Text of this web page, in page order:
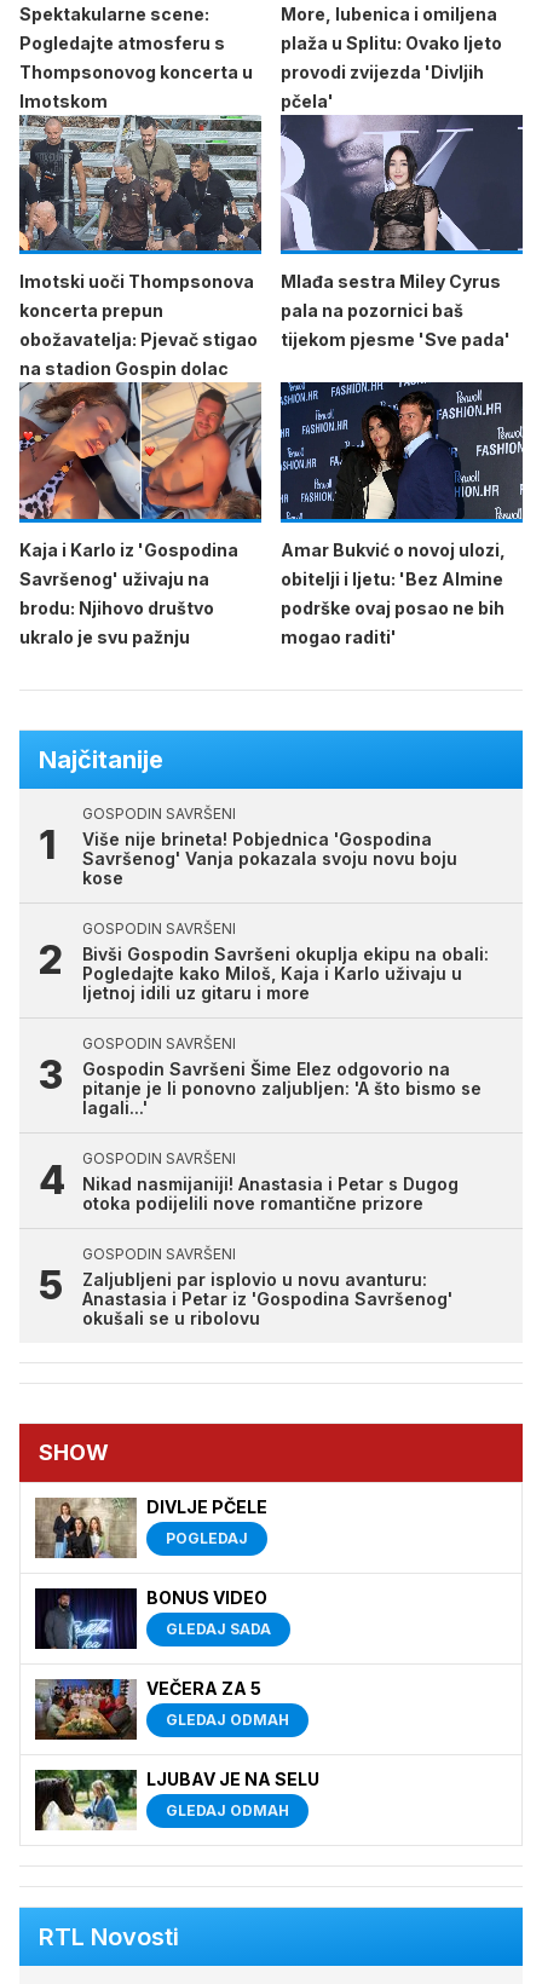
Spektakularne scene:
Pogledajte atmosferu s
Thompsonovog koncerta u
Imotskom
More, lubenica i omiljena
plaža u Splitu: Ovako ljeto
provodi zvijezda 'Divljih
pčela'
Imotski uoči Thompsonova
koncerta prepun
obožavatelja: Pjevač stigao
na stadion Gospin dolac
Mlađa sestra Miley Cyrus
pala na pozornici baš
tijekom pjesme 'Sve pada'
Kaja i Karlo iz 'Gospodina
Savršenog' uživaju na
brodu: Njihovo društvo
ukralo je svu pažnju
Amar Bukvić o novoj ulozi,
obitelji i ljetu: 'Bez Almine
podrške ovaj posao ne bih
mogao raditi'
Najčitanije
GOSPODIN SAVRŠENI
Više nije brineta! Pobjednica 'Gospodina
Savršenog' Vanja pokazala svoju novu boju
kose
GOSPODIN SAVRŠENI
Bivši Gospodin Savršeni okuplja ekipu na obali:
Pogledajte kako Miloš, Kaja i Karlo uživaju u
ljetnoj idili uz gitaru i more
GOSPODIN SAVRŠENI
Gospodin Savršeni Šime Elez odgovorio na
pitanje je li ponovno zaljubljen: 'A što bismo se
lagali...'
GOSPODIN SAVRŠENI
Nikad nasmijaniji! Anastasia i Petar s Dugog
otoka podijelili nove romantične prizore
GOSPODIN SAVRŠENI
Zaljubljeni par isplovio u novu avanturu:
Anastasia i Petar iz 'Gospodina Savršenog'
okušali se u ribolovu
SHOW
DIVLJE PČELE
POGLEDAJ
BONUS VIDEO
GLEDAJ SADA
VEČERA ZA 5
GLEDAJ ODMAH
LJUBAV JE NA SELU
GLEDAJ ODMAH
RTL Novosti